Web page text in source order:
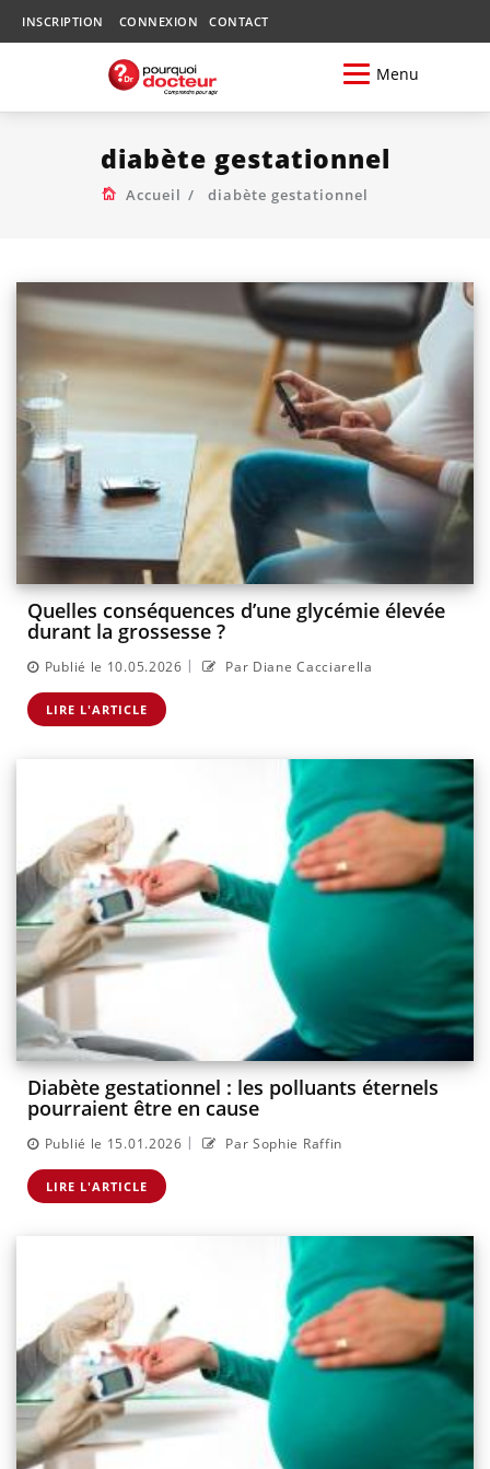
INSCRIPTION CONNEXION CONTACT
Menu
diabète gestationnel
Accueil diabète gestationnel
Quelles conséquences d’une glycémie élevée
durant la grossesse ?
Publié le 10.05.2026 | Par Diane Cacciarella
LIRE L'ARTICLE
Diabète gestationnel : les polluants éternels
pourraient être en cause
Publié le 15.01.2026 | Par Sophie Raffin
LIRE L'ARTICLE